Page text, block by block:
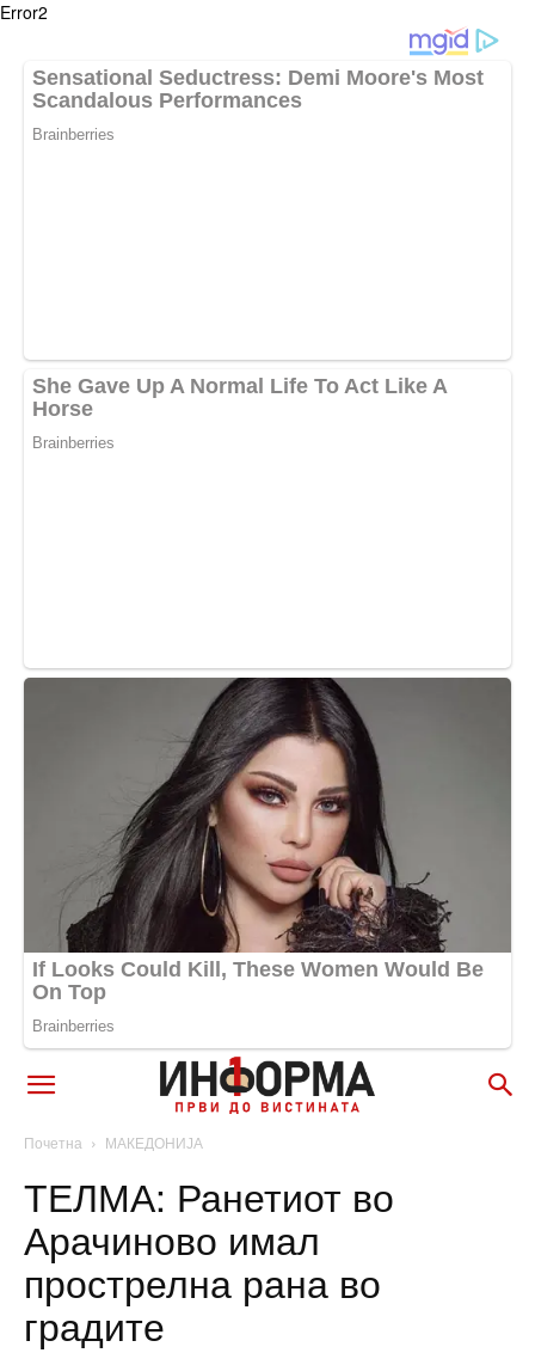
Error2
Почетна МАКЕДОНИЈА
ТЕЛМА: Ранетиот во
Арачиново имал
прострелна рана во
градите